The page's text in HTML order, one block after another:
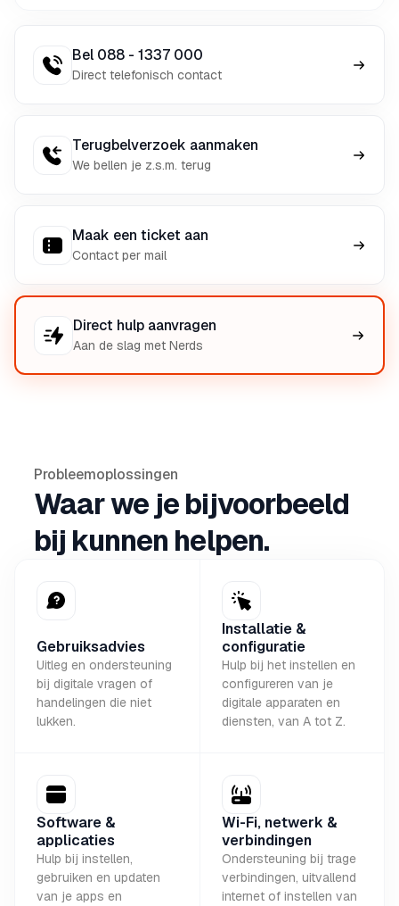
Bel 088 - 1337 000
Direct telefonisch contact
Terugbelverzoek aanmaken
We bellen je z.s.m. terug
Maak een ticket aan
Contact per mail
Direct hulp aanvragen
Aan de slag met Nerds
Probleemoplossingen
Waar we je bijvoorbeeld
bij kunnen helpen.
Gebruiksadvies
Uitleg en ondersteuning
bij digitale vragen of
handelingen die niet
lukken.
Installatie &
configuratie
Hulp bij het instellen en
configureren van je
digitale apparaten en
diensten, van A tot Z.
Software &
applicaties
Hulp bij instellen,
gebruiken en updaten
van je apps en
Wi-Fi, netwerk &
verbindingen
Ondersteuning bij trage
verbindingen, uitvallend
internet of instellen van